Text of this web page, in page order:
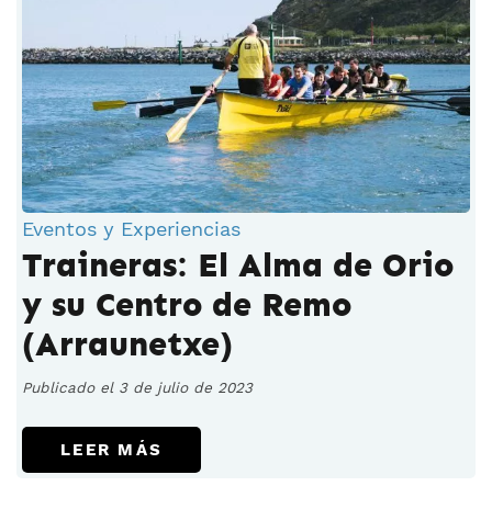
Eventos y Experiencias
Traineras: El Alma de Orio
y su Centro de Remo
(Arraunetxe)
Publicado el 3 de julio de 2023
LEER MÁS